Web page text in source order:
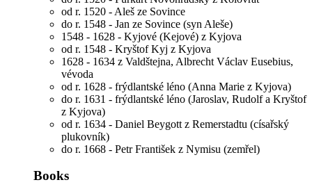
od r. 1520 - Aleš ze Sovince
do r. 1548 - Jan ze Sovince (syn Aleše)
1548 - 1628 - Kyjové (Kejové) z Kyjova
od r. 1548 - Kryštof Kyj z Kyjova
1628 - 1634 z Valdštejna, Albrecht Václav Eusebius,
vévoda
od r. 1628 - frýdlantské léno (Anna Marie z Kyjova)
do r. 1631 - frýdlantské léno (Jaroslav, Rudolf a Kryštof
z Kyjova)
od r. 1634 - Daniel Beygott z Remerstadtu (císařský
plukovník)
do r. 1668 - Petr František z Nymisu (zemřel)
Books